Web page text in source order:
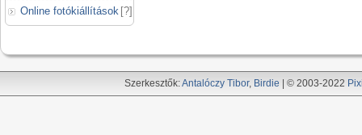
Online fotókiállítások [?]
Szerkesztők:Antalóczy Tibor, Birdie | © 2003-2022